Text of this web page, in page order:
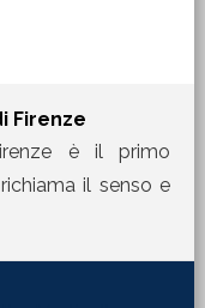
Firenze
è il primo
il senso e